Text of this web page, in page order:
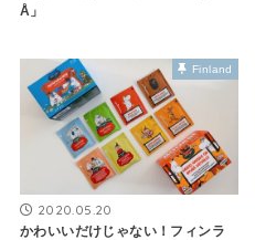
Å」
Finland
2020.05.20
かわいいだけじゃない！フィンラ